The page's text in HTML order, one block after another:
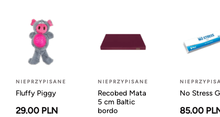
NIEPRZYPISANE
Fluffy Piggy
29.00 PLN
NIEPRZYPISANE
Recobed Mata
5 cm Baltic
bordo
No Stress
85.00